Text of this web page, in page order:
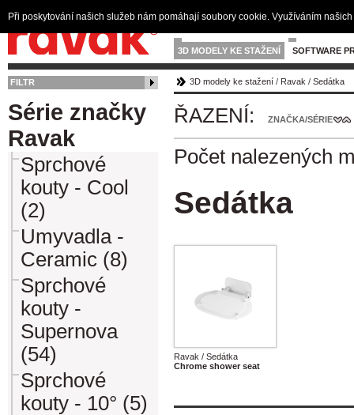
3D MODELY KE STAŽENÍ SOFTWARE
FILTR
Série značky
Ravak
Sprchové
kouty - Cool
(2)
Umyvadla -
Ceramic (8)
Sprchové
kouty -
Supernova
(54)
Sprchové
kouty - 10° (5)
3D modely ke stažení / Ravak / Sedátka
ŘAZENÍ: ZNAČKA/SÉRIE
Počet nalezených
Sedátka
Ravak / Sedátka
Chrome shower seat
Při poskytování našich služeb nám pomáhají soubory cookie. Využíváním